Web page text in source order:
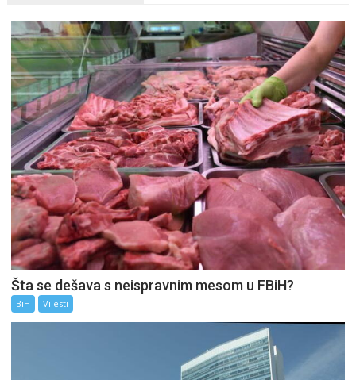
Šta se dešava s neispravnim mesom u FBiH?
BiH Vijesti